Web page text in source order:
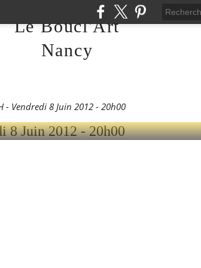
Le Boucl'Art
Nancy
- Vendredi 8 Juin 2012 - 20h00
-